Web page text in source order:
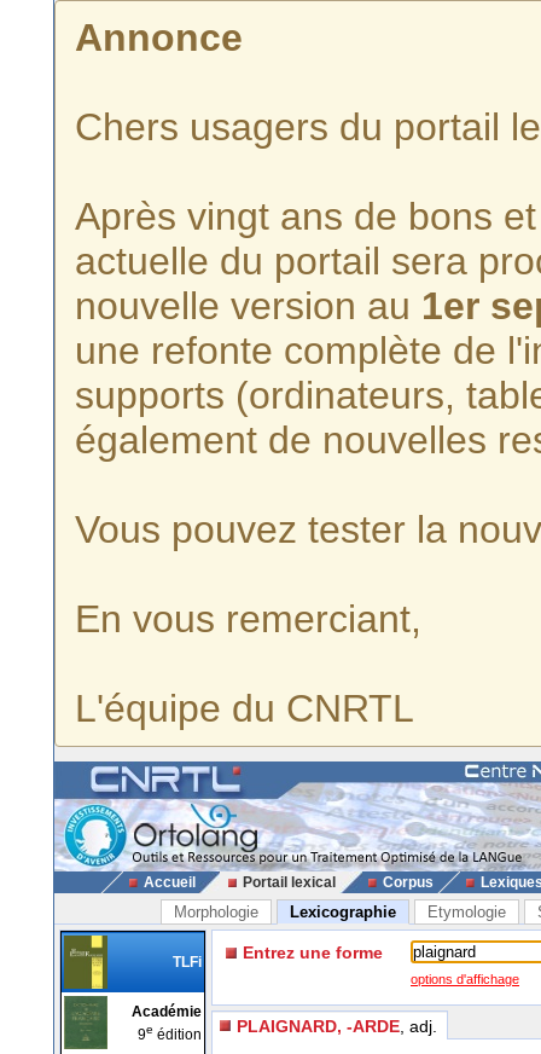
Annonce
Chers usagers du portail
Après vingt ans de bons
actuelle du portail sera
nouvelle version au 1er
une refonte complète de
supports (ordinateurs,
également de nouvelles
Vous pouvez tester la
En vous remerciant,
L'équipe du CNRTL
Accueil Portail lexical Corpus
Morphologie Lexicographie Etymologie
TLFi
Académie
9e édition
Entrez une forme
options d'affichage
PLAIGNARD, -ARDE , adj.